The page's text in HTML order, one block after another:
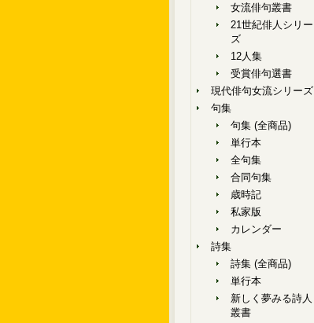
女流俳句叢書
21世紀俳人シリー
ズ
12人集
受賞俳句選書
現代俳句女流シリーズ
句集
句集 (全商品)
単行本
全句集
合同句集
歳時記
私家版
カレンダー
詩集
詩集 (全商品)
単行本
新しく夢みる詩人
叢書